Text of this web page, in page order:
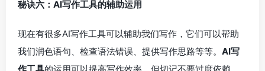
秘诀六：AI写作工具的辅助运用
现在有很多AI写作工具可以辅助我们写作，它们可以帮助
我们润色语句、检查语法错误、提供写作思路等等。 AI写
作工具的运用可以提高写作效率，但切记不要过度依赖，